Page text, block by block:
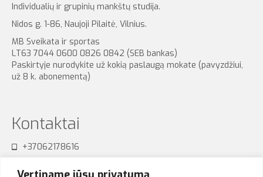
Individualių ir grupinių mankštų studija.
Nidos g. 1-86, Naujoji Pilaitė, Vilnius.
MB Sveikata ir sportas
LT63 7044 0600 0826 0842 (SEB bankas)
Paskirtyje nurodykite už kokią paslaugą mokate (pavyzdžiui,
už 8 k. abonementą)
Kontaktai
+37062178616